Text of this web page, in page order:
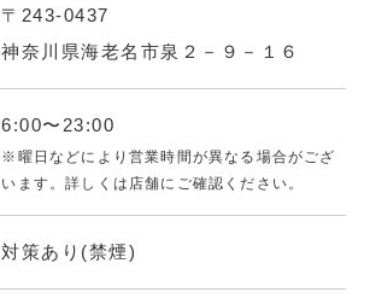
〒243-0437
神奈川県海老名市泉２－９－１６
6:00〜23:00
※曜日などにより営業時間が異なる場合がござ
います。詳しくは店舗にご確認ください。
対策あり(禁煙)